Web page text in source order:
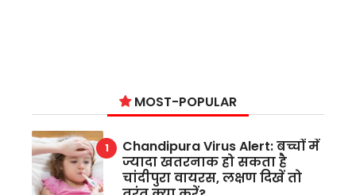
MOST-POPULAR
Chandipura Virus Alert: बच्चों में
ज्यादा खतरनाक हो सकता है
चांदीपुरा वायरस, लक्षण दिखें तो